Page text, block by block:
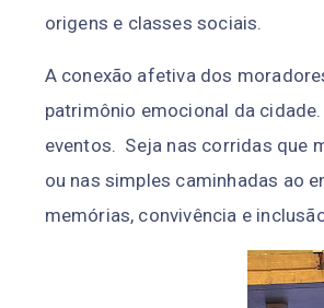
origens e classes sociais.
A conexão afetiva dos
patrimônio emocional da
eventos. Seja nas corridas que
ou nas simples caminhadas ao
memórias, convivência e